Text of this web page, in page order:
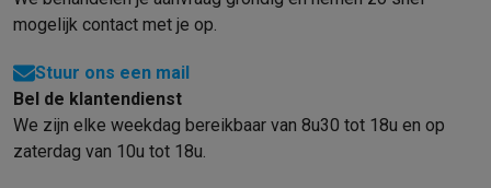
mogelijk contact met je op.
Stuur ons een mail
Bel de klantendienst
We zijn elke weekdag bereikbaar van 8u30 tot 18u en op
zaterdag van 10u tot 18u.